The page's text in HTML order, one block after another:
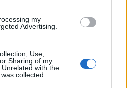
my
Advertising.
Use,
Sharing of my
with the
collected.